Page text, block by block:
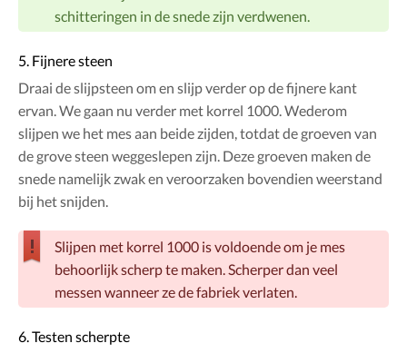
schitteringen in de snede zijn verdwenen.
5. Fijnere steen
Draai de slijpsteen om en slijp verder op de fijnere kant
ervan. We gaan nu verder met korrel 1000. Wederom
slijpen we het mes aan beide zijden, totdat de groeven van
de grove steen weggeslepen zijn. Deze groeven maken de
snede namelijk zwak en veroorzaken bovendien weerstand
bij het snijden.
Slijpen met korrel 1000 is voldoende om je mes
behoorlijk scherp te maken. Scherper dan veel
messen wanneer ze de fabriek verlaten.
6. Testen scherpte